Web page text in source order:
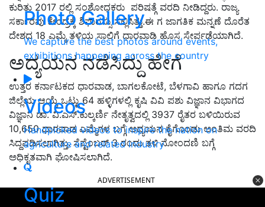
Photo Gallery
We capture the best photos around events,
exhibitions happening across the country
Videos
Handpicked videos to inspire the nation on
agriculture and related industry
Quiz
ಕುರಿತು 2017 ರಲ್ಲಿ ಸಂಶೋಧಕರು ಪರಿಷತ್ಗೆ ವರದಿ ನೀಡಿದ್ದರು. ರಾಜ್ಯ
ಸರ್ಕಾರವು ಕೇಂದ್ರಕ್ಕೆ ಶಿಫಾರಸ್ಸು ಸಲ್ಲಿಸಿತ್ತು.ಈ ಗ ಜಾಗತಿಕ ಮನ್ನಣೆ ದೊರೆತ
ದೇಶದ 18 ಎಮ್ಮೆ ತಳಿಯ ಸಾಲಿಗೆ ಧಾರವಾಡಿ ಹೊಸ ಸೇರ್ಪಡೆಯಾಗಿದೆ.
ಅದ್ಯಯನ ನಡೆಸಿದ್ದು ಹೇಗೆ
ಉತ್ತರ ಕರ್ನಾಟಕದ ಧಾರವಾಡ, ಬಾಗಲಕೋಟೆ, ಬೆಳಗಾವಿ ಹಾಗೂ ಗದಗ
ಜಿಲ್ಲೆಯ ಆಯ್ಕೆ ಒಟ್ಟು 64 ಹಳ್ಳಿಗಳಲ್ಲಿ ಕೃಷಿ ವಿವಿ ಪಶು ವಿಜ್ಞಾನ ವಿಭಾಗದ
ವಿಜ್ಞಾನಿ ಡಾ. ವಿ.ಎಸ್.ಕುಲ್ಕರ್ಣಿ ನೇತೃತ್ವದಲ್ಲಿ 3937 ರೈತರ ಬಳಿಯಿರುವ
10,650 ಧಾರವಾಡ ಎಮ್ಮೆಗಳ ಬಗ್ಗೆ ಅಧ್ಯಯನ ಕೈಗೊಂಡು ಅಂತಿಮ ವರದಿ
ಸಿದ್ದಪಡಿಸಲಾಗಿತ್ತು. ಸೆಪ್ಟೆಂಬರ್ 3 ರಂದು ತಳಿ ನೋಂದಣಿ ಬಗ್ಗೆ
ಅಧಿಕೃತವಾಗಿ ಘೋಷಿಸಲಾಗಿದೆ.
ADVERTISEMENT